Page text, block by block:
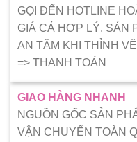
GỌI ĐẾN HOTLINE
GIÁ CẢ HỢP LÝ. SẢN
AN TÂM KHI THỈNH
=> THANH TOÁN
GIAO HÀNG NHANH
NGUỒN GỐC SẢN
VẬN CHUYỂN TOÀN